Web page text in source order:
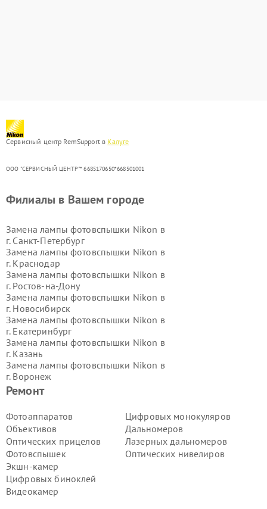
Сервисный центр RemSupport в Калуге
ООО "СЕРВИСНЫЙ ЦЕНТР"* 6685170650*668501001
Ремонт
Фотоаппаратов
Объективов
Оптических прицелов
Фотовспышек
Экшн-камер
Цифровых биноклей
Видеокамер
Цифровых монокуляров
Дальномеров
Лазерных дальномеров
Оптических нивелиров
Филиалы в Вашем городе
Замена лампы фотовспышки Nikon в
г. Санкт-Петербург
Замена лампы фотовспышки Nikon в
г. Краснодар
Замена лампы фотовспышки Nikon в
г. Ростов-на-Дону
Замена лампы фотовспышки Nikon в
г. Новосибирск
Замена лампы фотовспышки Nikon в
г. Екатеринбург
Замена лампы фотовспышки Nikon в
г. Казань
Замена лампы фотовспышки Nikon в
г. Воронеж
Замена лампы фотовспышки Nikon в
Замена лампы фотовспышки Nikon в
г.Самара
Замена лампы фотовспышки Nikon в
г.Пермь
Замена лампы фотовспышки Nikon в
г.Красноярск
Замена лампы фотовспышки Nikon в
г.Ижевск